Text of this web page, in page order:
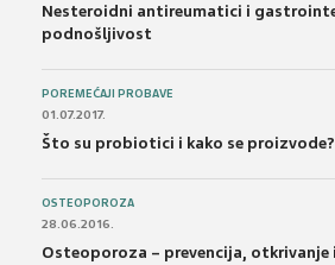
Nesteroidni antireumatici i
podnošljivost
POREMEĆAJI PROBAVE
01.07.2017.
Što su probiotici i kako se proizvode?
OSTEOPOROZA
28.06.2016.
Osteoporoza – prevencija, otkrivanje